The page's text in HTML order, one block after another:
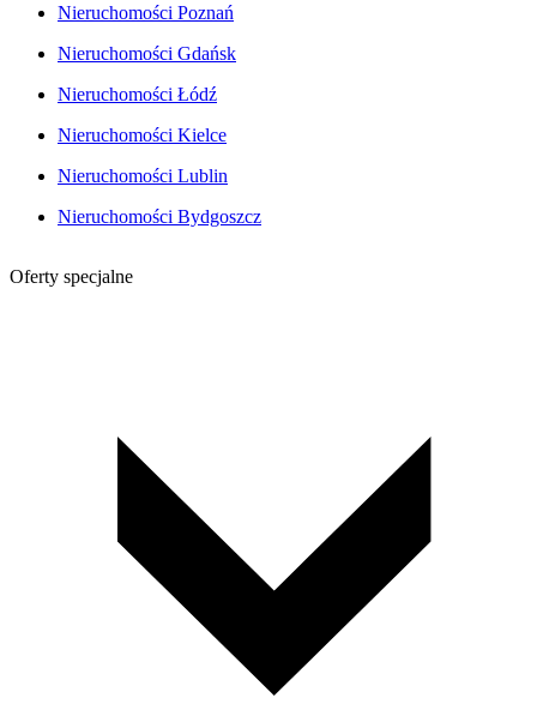
Nieruchomości Poznań
Nieruchomości Gdańsk
Nieruchomości Łódź
Nieruchomości Kielce
Nieruchomości Lublin
Nieruchomości Bydgoszcz
Oferty specjalne